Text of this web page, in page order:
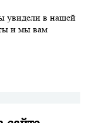
увидели в нашей
и мы вам